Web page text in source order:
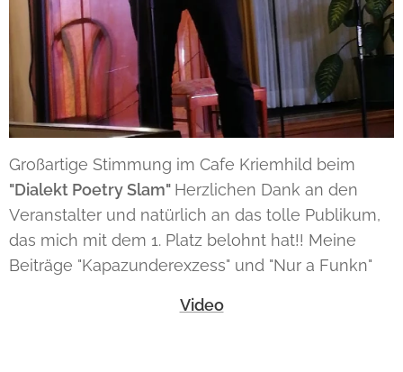
Großartige Stimmung im Cafe Kriemhild beim
"Dialekt Poetry Slam" Herzlichen Dank an den
Veranstalter und natürlich an das tolle Publikum,
das mich mit dem 1. Platz belohnt hat!! Meine
Beiträge "Kapazunderexzess" und "Nur a Funkn"
Video